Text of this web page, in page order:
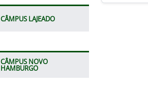
CÂMPUS LAJEADO
CÂMPUS NOVO
HAMBURGO